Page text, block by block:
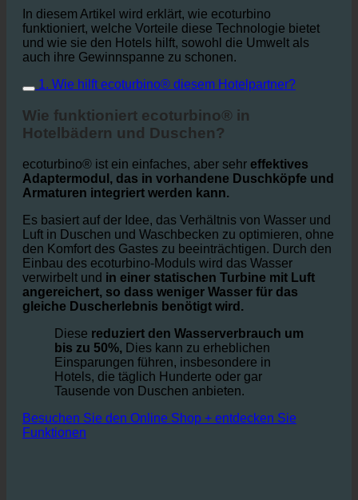
In diesem Artikel wird erklärt, wie ecoturbino
funktioniert, welche Vorteile diese Technologie bietet
und wie sie den Hotels hilft, sowohl die Umwelt als
auch ihre Gewinnspanne zu schonen.
1. Wie hilft ecoturbino® diesem Hotelpartner?
Hotelbädern und Duschen?
ecoturbino® ist ein einfaches, aber sehr
Adaptermodul, das in vorhandene Duschköpfe und
Armaturen integriert werden kann.
Es basiert auf der Idee, das Verhältnis von Wasser und
Luft in Duschen und Waschbecken zu optimieren, ohne
den Komfort des Gastes zu beeinträchtigen. Durch den
Einbau des ecoturbino-Moduls wird das Wasser
verwirbelt undin einer statischen Turbine mit Luft
angereichert, so dass weniger Wasser für das
gleiche Duscherlebnis benötigt wird.
Diesereduziert den Wasserverbrauch um
bis zu 50%,Dies kann zu erheblichen
Einsparungen führen, insbesondere in
Hotels, die täglich Hunderte oder gar
Tausende von Duschen anbieten.